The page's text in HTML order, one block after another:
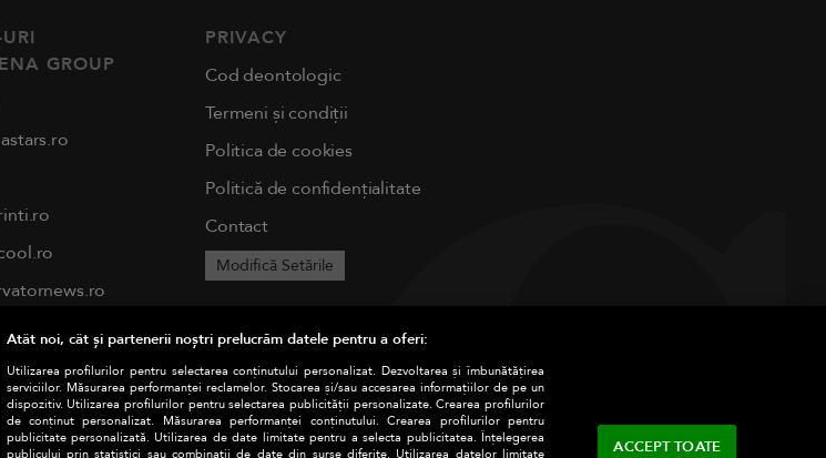
GROUP
PRIVACY
Cod deontologic
Termeni și condiții
Politica de cookies
Politică de confidențialitate
Contact
Modifică Setările
Atât noi, cât și partenerii noștri prelucrăm datele pentru a oferi:
Utilizarea profilurilor pentru selectarea conținutului personalizat. Dezvoltarea și îmbunătățirea
serviciilor. Măsurarea performanței reclamelor. Stocarea și/sau accesarea informațiilor de pe un
dispozitiv. Utilizarea profilurilor pentru selectarea publicității personalizate. Crearea profilurilor
de conținut personalizat. Măsurarea performanței conținutului. Crearea profilurilor pentru
publicitate personalizată. Utilizarea de date limitate pentru a selecta publicitatea. Înțelegerea
publicului prin statistici sau combinații de date din surse diferite. Utilizarea datelor limitate
ACCEPT TOATE